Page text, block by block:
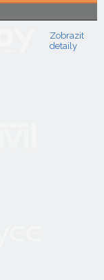
Zobrazit
detaily